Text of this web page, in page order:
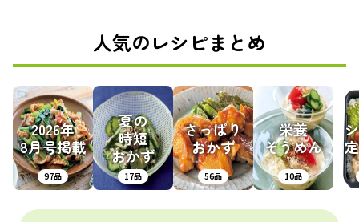
人気のレシピまとめ
2026年
8月号掲載
97品
夏の
時短
おかず
17品
さっぱり
おかず
56品
栄養
そうめん
10品